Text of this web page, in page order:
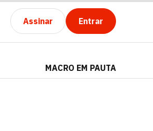
Assinar Entrar
MACRO EM PAUTA